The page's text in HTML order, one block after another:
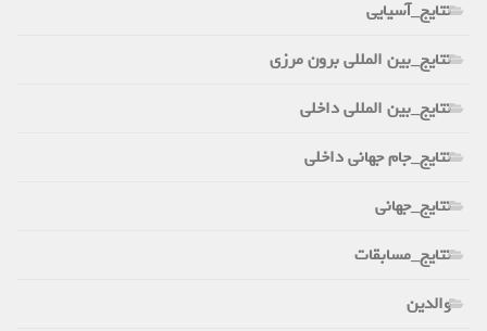
نتایج_آسیایی
نتایج_بین المللی برون مرزی
نتایج_بین المللی داخلی
نتایج_جام جهانی داخلی
نتایج_جهانی
نتایج_مسابقات
والدین